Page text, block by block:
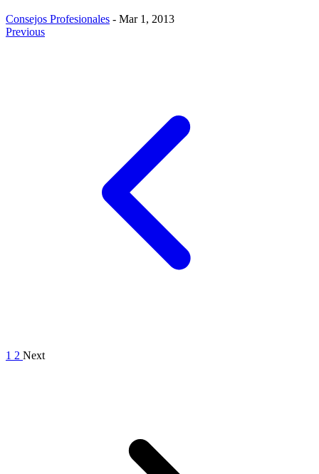
Consejos Profesionales - Mar 1, 2013
Previous
1 2 Next